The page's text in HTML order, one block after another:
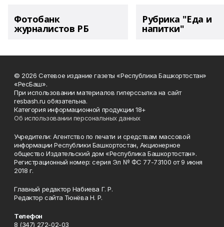
Фотобанк
журналистов РБ
Рубрика "Еда и
напитки"
© 2026 Сетевое издание газеты «Республика Башкортостан»
«РесБаш».
При использовании материалов гиперссылка на сайт
resbash.ru обязательна.
Категория информационной продукции 18+
Об использовании персональных данных
Учредители: Агентство по печати и средствам массовой
информации Республики Башкортостан, Акционерное
общество Издательский дом «Республика Башкортостан».
Регистрационный номер: серия Эл № ФС 77-73100 от 9 июня
2018 г.
Главный редактор Набиева Г. Р.
Редактор сайта Тюнёва Н. Р.
Телефон
8 (347) 272-02-03